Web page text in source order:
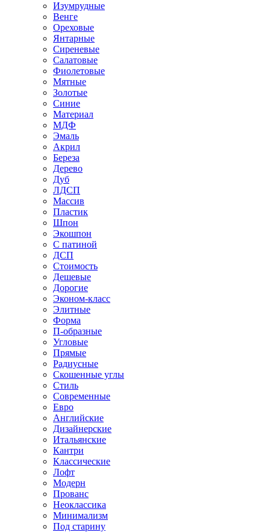
Изумрудные
Венге
Ореховые
Янтарные
Сиреневые
Салатовые
Фиолетовые
Мятные
Золотые
Синие
Материал
МДФ
Эмаль
Акрил
Береза
Дерево
Дуб
ЛДСП
Массив
Пластик
Шпон
Экошпон
С патиной
ДСП
Стоимость
Дешевые
Дорогие
Эконом-класс
Элитные
Форма
П-образные
Угловые
Прямые
Радиусные
Скошенные углы
Стиль
Современные
Евро
Английские
Дизайнерские
Итальянские
Кантри
Классические
Лофт
Модерн
Прованс
Неоклассика
Минимализм
Под старину